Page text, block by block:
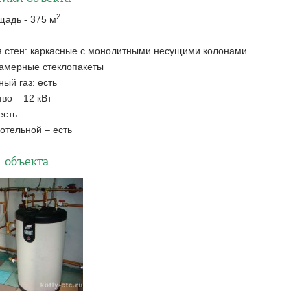
- 375 м2
стен: каркасные с монолитными несущими колонами
стеклопакеты
газ: есть
– 12 кВт
– есть